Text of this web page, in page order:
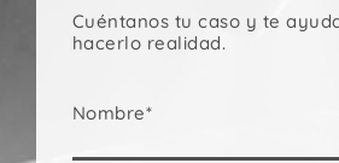
Cuéntanos tu caso y te
hacerlo realidad.
Nombre*